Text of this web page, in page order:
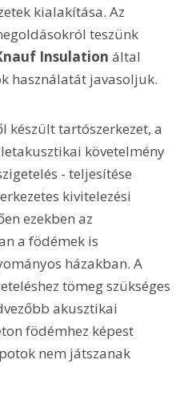
kialakítása. Az
teszünk
Insulation által
használatát javasoljuk.
készült tartószerkezet, a
követelmény
- teljesítése
kivitelezési
ezekben az
a födémek is
házakban. A
tömeg szükséges
akusztikai
födémhez képest
nem játszanak